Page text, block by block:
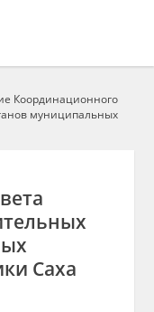
Координационного
муниципальных
Саха